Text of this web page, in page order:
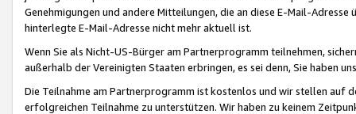
Genehmigungen und andere Mitteilungen, die an diese E-Mail-
hinterlegte E-Mail-Adresse nicht mehr aktuell ist.
Wenn Sie als Nicht-US-Bürger am Partnerprogramm teilnehmen,
außerhalb der Vereinigten Staaten erbringen, es sei denn, Sie haben
Die Teilnahme am Partnerprogramm ist kostenlos und wir stellen auf
erfolgreichen Teilnahme zu unterstützen. Wir haben zu keinem